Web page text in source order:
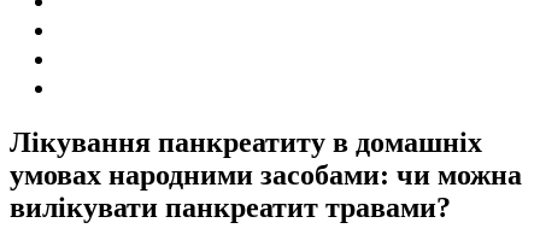
Лікування панкреатиту в домашніх
умовах народними засобами: чи можна
вилікувати панкреатит травами?